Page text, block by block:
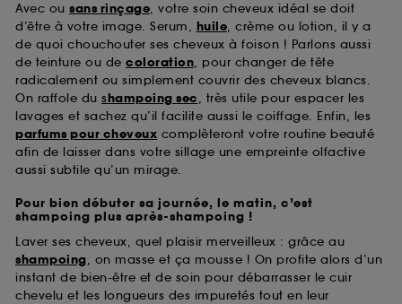
Avec ou sans rinçage, votre soin cheveux idéal se doit
d’être à votre image. Serum, huile, crème ou lotion, il y a
de quoi chouchouter ses cheveux à foison ! Parlons aussi
de teinture ou de coloration, pour changer de tête
radicalement ou simplement couvrir des cheveux blancs.
On raffole du shampoing sec, très utile pour espacer les
lavages et sachez qu’il facilite aussi le coiffage. Enfin, les
parfums pour cheveux complèteront votre routine beauté
afin de laisser dans votre sillage une empreinte olfactive
aussi subtile qu’un mirage.
Pour bien débuter sa journée, le matin, c’est
shampoing plus après-shampoing !
Laver ses cheveux, quel plaisir merveilleux : grâce au
shampoing, on masse et ça mousse ! On profite alors d’un
instant de bien-être et de soin pour débarrasser le cuir
chevelu et les longueurs des impuretés tout en leur